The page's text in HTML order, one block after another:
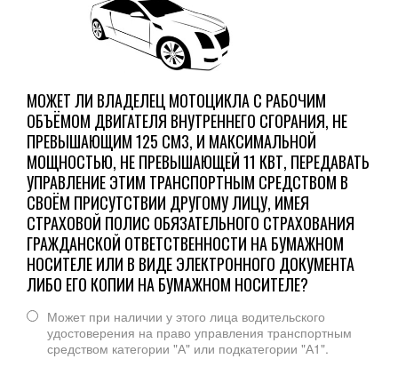
МОЖЕТ ЛИ ВЛАДЕЛЕЦ МОТОЦИКЛА С РАБОЧИМ
ОБЪЁМОМ ДВИГАТЕЛЯ ВНУТРЕННЕГО СГОРАНИЯ, НЕ
ПРЕВЫШАЮЩИМ 125 СМ3, И МАКСИМАЛЬНОЙ
МОЩНОСТЬЮ, НЕ ПРЕВЫШАЮЩЕЙ 11 КВТ, ПЕРЕДАВАТЬ
УПРАВЛЕНИЕ ЭТИМ ТРАНСПОРТНЫМ СРЕДСТВОМ В
СВОЁМ ПРИСУТСТВИИ ДРУГОМУ ЛИЦУ, ИМЕЯ
СТРАХОВОЙ ПОЛИС ОБЯЗАТЕЛЬНОГО СТРАХОВАНИЯ
ГРАЖДАНСКОЙ ОТВЕТСТВЕННОСТИ НА БУМАЖНОМ
НОСИТЕЛЕ ИЛИ В ВИДЕ ЭЛЕКТРОННОГО ДОКУМЕНТА
ЛИБО ЕГО КОПИИ НА БУМАЖНОМ НОСИТЕЛЕ?
Может при наличии у этого лица водительского
удостоверения на право управления транспортным
средством категории "А" или подкатегории "А1".